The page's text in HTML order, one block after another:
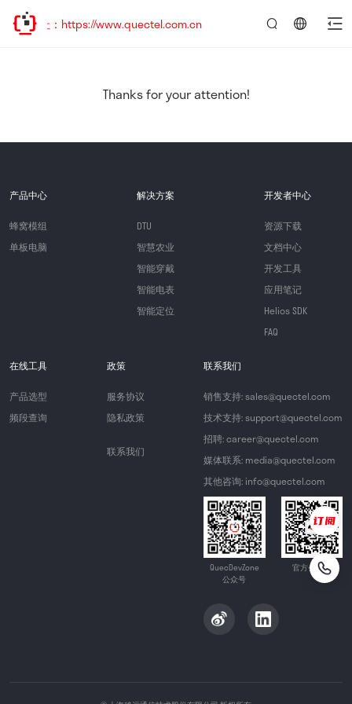
访问新址：https://www.quectel.com.cn
Thanks for your attention!
产品中心
蜂窝模组
单板电脑
解决方案
DTU
智慧农业
智能穿戴
智能电表
智能定位
开发者中心
资源下载
文档中心
开发工具
应用笔记
Helios SDK
FAQ
在线工具
产品选型
频段查询
政策
服务协议
隐私政策
联系我们
联系我们
销售支持: sales@quectel.com
技术支持: support@quectel.com
招聘: career@quectel.com
媒体联系: media@quectel.com
其他咨询: info@quectel.com
QuecDevZone
公众号
官方公众号